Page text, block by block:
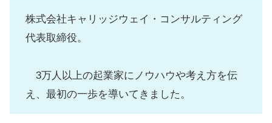
株式会社キャリッジウェイ・コンサルティング
代表取締役。
3万人以上の起業家にノウハウや考え方を伝
え、最初の一歩を導いてきました。